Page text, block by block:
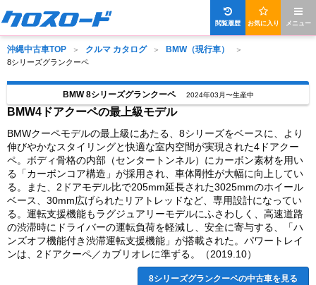
メニュー
お気に入り
閲覧履歴
沖縄中古車TOP クルマ カタログ BMW（現行車）
8シリーズグランクーペ
BMW 8シリーズグランクーペ 2024年03月〜生産中
BMW4ドアクーペの最上級モデル
BMWクーペモデルの最上級にあたる、8シリーズをベースに、より
伸びやかなスタイリングと快適な室内空間が実現された4ドアクー
ペ。ボディ骨格の内部（センタートンネル）にカーボン素材を用い
る「カーボンコア構造」が採用され、車体剛性が大幅に向上してい
る。また、2ドアモデル比で205mm延長された3025mmのホイール
ベース、30mm広げられたリアトレッドなど、専用設計になってい
る。運転支援機能もラグジュアリーモデルにふさわしく、高速道路
の渋滞時にドライバーの運転負荷を軽減し、安全に寄与する、「ハ
ンズオフ機能付き渋滞運転支援機能」が搭載された。パワートレイ
ンは、2ドアクーペ／カブリオレに準ずる。（2019.10）
8シリーズグランクーペの中古車を見る